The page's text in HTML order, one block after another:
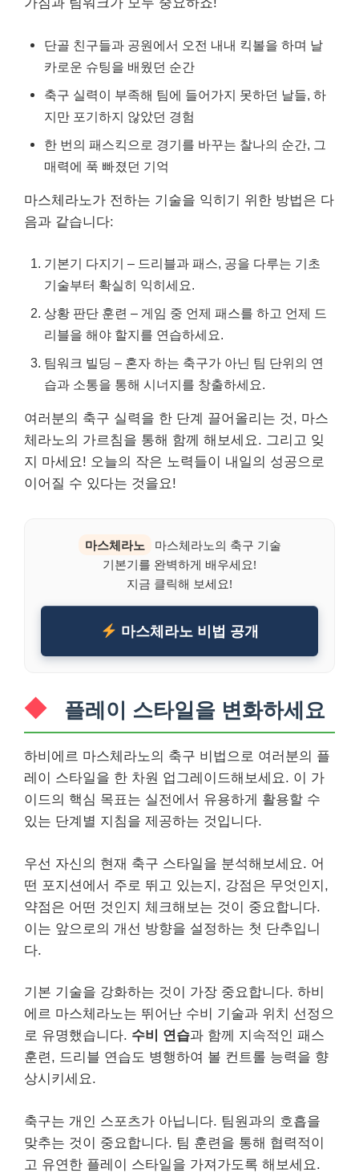
단골 친구들과 공원에서 오전 내내 킥볼을 하며 날
카로운 슈팅을 배웠던 순간
축구 실력이 부족해 팀에 들어가지 못하던 날들, 하
지만 포기하지 않았던 경험
한 번의 패스킥으로 경기를 바꾸는 찰나의 순간, 그
매력에 푹 빠졌던 기억
마스체라노가 전하는 기술을 익히기 위한 방법은 다
음과 같습니다:
기본기 다지기 – 드리블과 패스, 공을 다루는 기초
기술부터 확실히 익히세요.
상황 판단 훈련 – 게임 중 언제 패스를 하고 언제 드
리블을 해야 할지를 연습하세요.
팀워크 빌딩 – 혼자 하는 축구가 아닌 팀 단위의 연
습과 소통을 통해 시너지를 창출하세요.
여러분의 축구 실력을 한 단계 끌어올리는 것, 마스
체라노의 가르침을 통해 함께 해보세요. 그리고 잊
지 마세요! 오늘의 작은 노력들이 내일의 성공으로
이어질 수 있다는 것을요!
마스체라노
마스체라노의 축구 기술
기본기를 완벽하게 배우세요!
지금 클릭해 보세요!
마스체라노 비법 공개
플레이 스타일을 변화하세요
하비에르 마스체라노의 축구 비법으로 여러분의 플
레이 스타일을 한 차원 업그레이드해보세요. 이 가
이드의 핵심 목표는 실전에서 유용하게 활용할 수
있는 단계별 지침을 제공하는 것입니다.
우선 자신의 현재 축구 스타일을 분석해보세요. 어
떤 포지션에서 주로 뛰고 있는지, 강점은 무엇인지,
약점은 어떤 것인지 체크해보는 것이 중요합니다.
이는 앞으로의 개선 방향을 설정하는 첫 단추입니
다.
기본 기술을 강화하는 것이 가장 중요합니다. 하비
에르 마스체라노는 뛰어난 수비 기술과 위치 선정으
로 유명했습니다. 수비 연습과 함께 지속적인 패스
훈련, 드리블 연습도 병행하여 볼 컨트롤 능력을 향
상시키세요.
축구는 개인 스포츠가 아닙니다. 팀원과의 호흡을
맞추는 것이 중요합니다. 팀 훈련을 통해 협력적이
고 유연한 플레이 스타일을 가져가도록 해보세요.